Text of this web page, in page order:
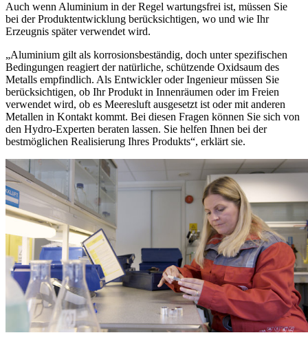
Auch wenn Aluminium in der Regel wartungsfrei ist, müssen Sie
bei der Produktentwicklung berücksichtigen, wo und wie Ihr
Erzeugnis später verwendet wird.
„Aluminium gilt als korrosionsbeständig, doch unter spezifischen
Bedingungen reagiert der natürliche, schützende Oxidsaum des
Metalls empfindlich. Als Entwickler oder Ingenieur müssen Sie
berücksichtigen, ob Ihr Produkt in Innenräumen oder im Freien
verwendet wird, ob es Meeresluft ausgesetzt ist oder mit anderen
Metallen in Kontakt kommt. Bei diesen Fragen können Sie sich von
den Hydro-Experten beraten lassen. Sie helfen Ihnen bei der
bestmöglichen Realisierung Ihres Produkts“, erklärt sie.